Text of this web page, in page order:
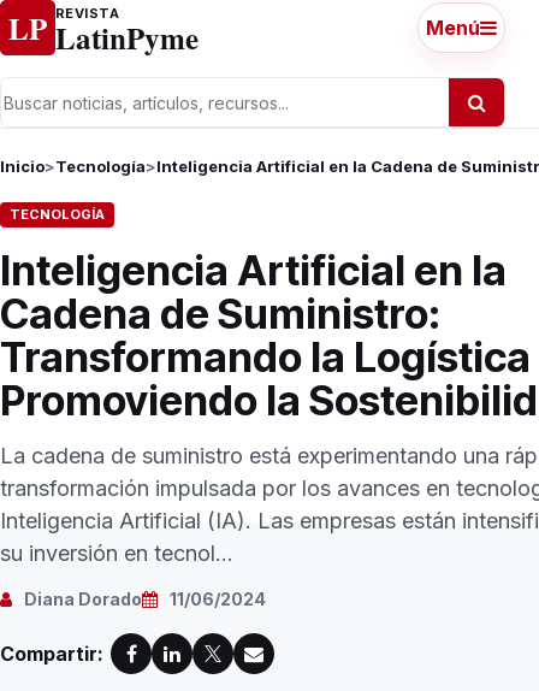
Ir al contenido
LP REVISTA
LatinPyme Menú
Inicio>Tecnología>Inteligencia Artificial en la Cadena de
TECNOLOGÍA
Inteligencia Artificial en la
Cadena de Suministro:
Transformando la Logística
Promoviendo la
La cadena de suministro está experimentando una
transformación impulsada por los avances en
Inteligencia Artificial (IA). Las empresas están
su inversión en tecnol...
Diana Dorado 11/06/2024
Compartir: